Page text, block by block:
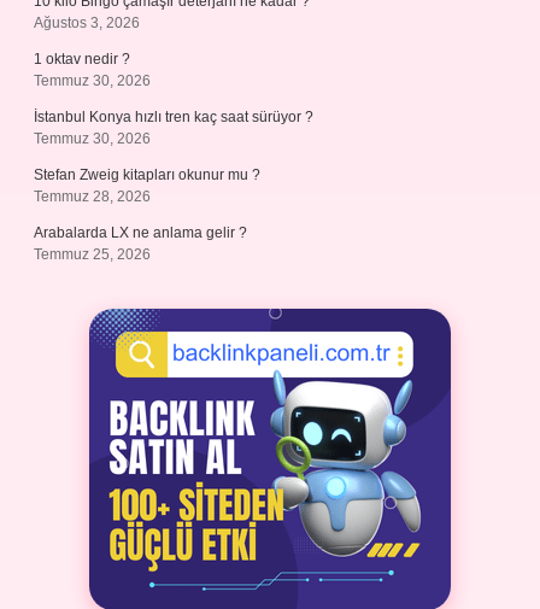
Ağustos 3, 2026
1 oktav nedir ?
Temmuz 30, 2026
İstanbul Konya hızlı tren kaç saat sürüyor ?
Temmuz 30, 2026
Stefan Zweig kitapları okunur mu ?
Temmuz 28, 2026
Arabalarda LX ne anlama gelir ?
Temmuz 25, 2026